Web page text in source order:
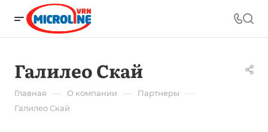
Галилео Скай
Главная — О компании — Партнеры —
Галилео Скай